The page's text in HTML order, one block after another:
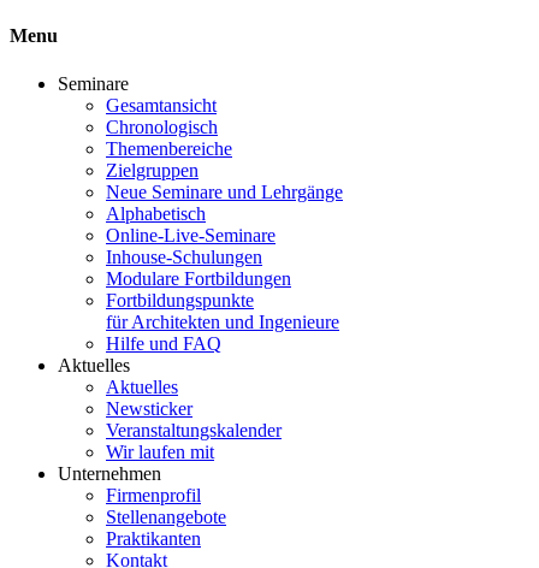
Menu
Seminare
Gesamtansicht
Chronologisch
Themenbereiche
Zielgruppen
Neue Seminare und Lehrgänge
Alphabetisch
Online-Live-Seminare
Inhouse-Schulungen
Modulare Fortbildungen
Fortbildungspunkte
für Architekten und Ingenieure
Hilfe und FAQ
Aktuelles
Aktuelles
Newsticker
Veranstaltungskalender
Wir laufen mit
Unternehmen
Firmenprofil
Stellenangebote
Praktikanten
Kontakt